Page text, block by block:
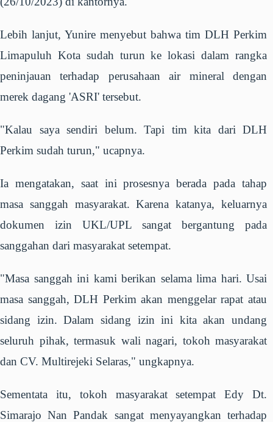
Lebih lanjut, Yunire menyebut bahwa tim DLH Perkim
Limapuluh Kota sudah turun ke lokasi dalam rangka
peninjauan terhadap perusahaan air mineral dengan
merek dagang 'ASRI' tersebut.
"Kalau saya sendiri belum. Tapi tim kita dari DLH
Perkim sudah turun," ucapnya.
Ia mengatakan, saat ini prosesnya berada pada tahap
masa sanggah masyarakat. Karena katanya, keluarnya
dokumen izin UKL/UPL sangat bergantung pada
sanggahan dari masyarakat setempat.
"Masa sanggah ini kami berikan selama lima hari. Usai
masa sanggah, DLH Perkim akan menggelar rapat atau
sidang izin. Dalam sidang izin ini kita akan undang
seluruh pihak, termasuk wali nagari, tokoh masyarakat
dan CV. Multirejeki Selaras," ungkapnya.
Sementata itu, tokoh masyarakat setempat Edy Dt.
Simarajo Nan Pandak sangat menyayangkan terhadap